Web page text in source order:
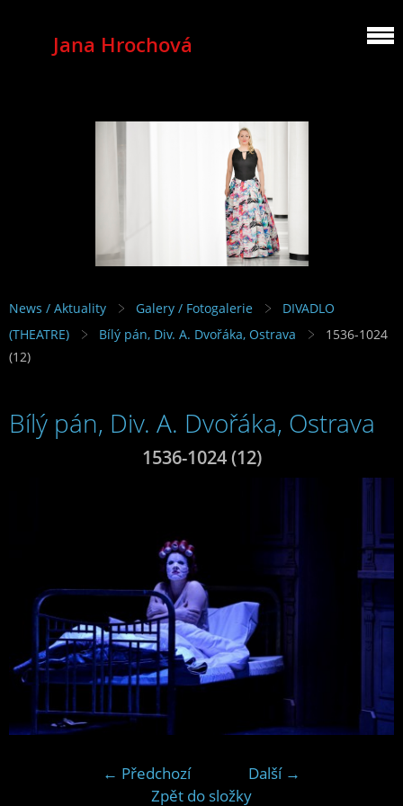
Jana Hrochová
MEZZOSOPRANO
News / Aktuality Galery / Fotogalerie
DIVADLO
(THEATRE)
Bílý pán, Div. A. Dvořáka, Ostrava
1536-1024
(12)
Bílý pán, Div. A. Dvořáka, Ostrava
1536-1024 (12)
← Předchozí
Další →
Zpět do složky